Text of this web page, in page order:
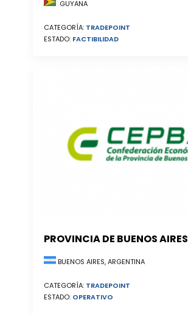
GUYANA
CATEGORÍA: TRADEPOINT
ESTADO: FACTIBILIDAD
PROVINCIA DE BUENOS AIRES
BUENOS AIRES, ARGENTINA
CATEGORÍA: TRADEPOINT
ESTADO: OPERATIVO